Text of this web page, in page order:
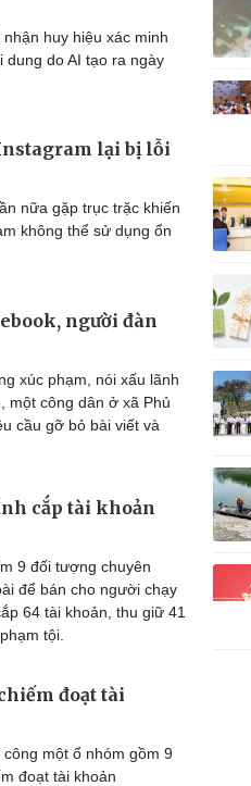
lịch
Săn Tour
check-in
Vũ
Việt
huy hiệu xác minh
dung do AI tạo ra ngày
lại bị lỗi
nữa gặp trục trặc khiến
không thể sử dụng ổn
người đàn
xúc phạm, nói xấu lãnh
một công dân ở xã Phủ
cầu gỡ bỏ bài viết và
cắp tài khoản
9 đối tượng chuyên
để bán cho người chạy
64 tài khoản, thu giữ 41
tội.
đoạt tài
một ổ nhóm gồm 9
đoạt tài khoản